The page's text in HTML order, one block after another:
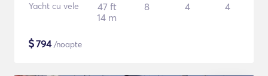
Yacht cu vele
47 ft
14 m
8 4 4
$794/noapte